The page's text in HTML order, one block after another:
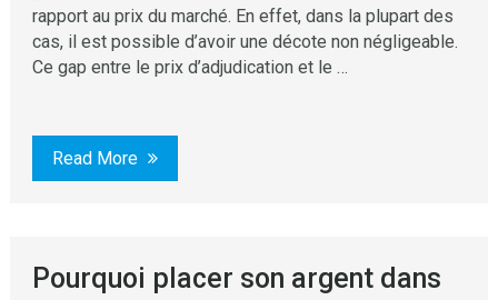
rapport au prix du marché. En effet, dans la plupart des
cas, il est possible d’avoir une décote non négligeable.
Ce gap entre le prix d’adjudication et le …
Read More
Pourquoi placer son argent dans